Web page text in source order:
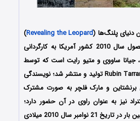
دنیای پلنگ‌ها (Revealing the Leopard
)
محصول سال 2010 کشور آمریکا به کارگردانی
جیانا ساووی و متیو رایت است که توسط
کمپانی Rubin Tarrant Productions تولید و منتشر شد؛ نویسندگی
برنشتاین و مارک فلچر به صورت مشترک
نیز به عنوان راوی در آن حضور دارد؛
همچنین این مستند اولین بار در تاریخ 21 نوامبر سال 2010 میلادی